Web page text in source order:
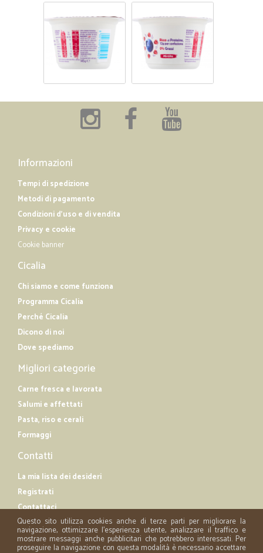
Informazioni
Tempi di spedizione
Metodi di pagamento
Condizioni d'uso e di vendita
Privacy e cookie
Cookie banner
Cicalia
Chi siamo e come funziona
Programma Cicalia
Perché Cicalia
Dicono di noi
Dove spediamo
Migliori categorie
Carne fresca e lavorata
Salumi e affettati
Pasta, riso e cerali
Formaggi
Contatti
La mia lista dei desideri
Registrati
Contattaci
Questo sito utilizza cookies anche di terze parti per migliorare la
navigazione, ottimizzare l'esperienza utente, analizzare il traffico e
mostrare messaggi anche pubblicitari che potrebbero interessati. Per
proseguire la navigazione con questa modalità è necessario accettare